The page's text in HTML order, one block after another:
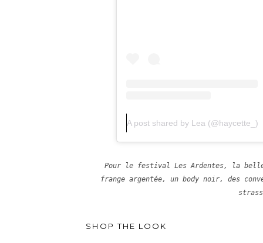
A post shared by Lea (@haycette_)
Pour le festival Les Ardentes, la
frange argentée, un body noir, des
SHOP THE LOOK